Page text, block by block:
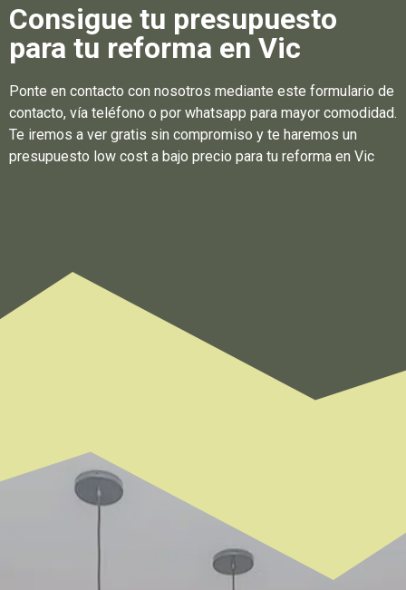
Consigue tu presupuesto
para tu reforma en Vic
Ponte en contacto con nosotros mediante este formulario de
contacto, vía teléfono o por whatsapp para mayor comodidad.
Te iremos a ver gratis sin compromiso y te haremos un
presupuesto low cost a bajo precio para tu reforma en Vic